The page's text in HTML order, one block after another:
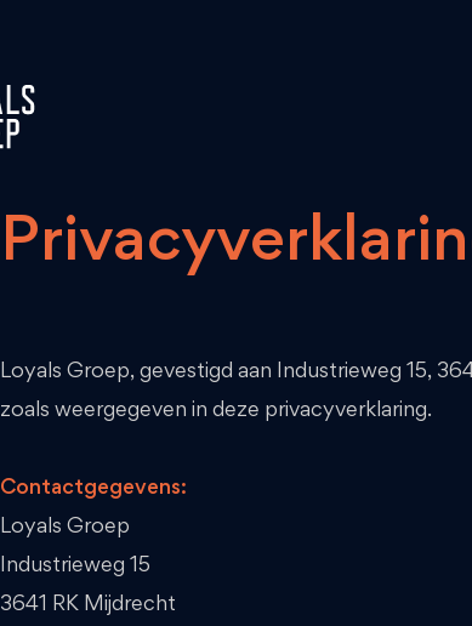
Loyals Groep, gevestigd aan Industrieweg 15,
zoals weergegeven in deze privacyverklaring.
Contactgegevens:
Loyals Groep
Industrieweg 15
3641 RK Mijdrecht